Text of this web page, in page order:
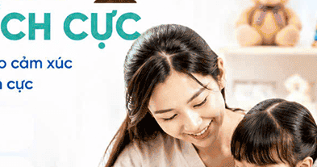
đặt muaGÓI DỊCH VỤhoặc đặt
My Vinmec để quản lý, theo dõi
Chia sẻ